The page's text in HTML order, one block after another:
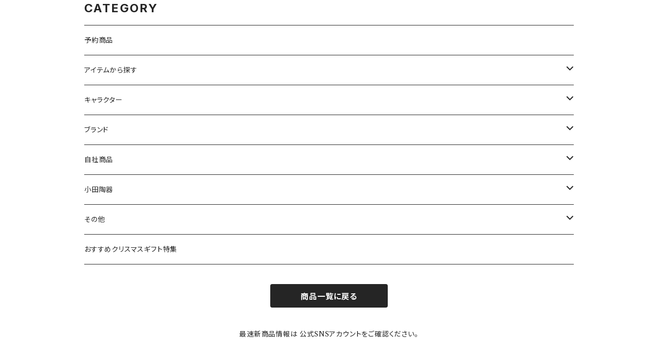
CATEGORY
予約商品
アイテムから探す
九谷焼
マグ＆カップ
プレート
ボウル
ガラスウェア
カトラリー
キャラクター
ムーミン
80th記念アイテム
リトルミイの日記念アイテム
MOOMIN ANIMATION
スヌーピー
ピーターラビット
ポケットモンスター
ブランド
LA AMYS(エミーズ)
LISA LARSON(リサラーソン)
LAURA ASHLEY(ローラ アシュレイ)
Finlayson(フィンレイソン)
自社商品
ねこ企画
Cecera(セセラ)
CELEC(セレック)
小田陶器
さざなみ
吉祥
その他
リサイクル食器
おすすめクリスマスギフト特集
商品一覧に戻る
最速新商品情報は 公式SNSアカウントをご確認ください。